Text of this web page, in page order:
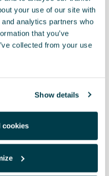
your use of our site with
analytics partners who
that you’ve
collected from your use
Show details
cookies